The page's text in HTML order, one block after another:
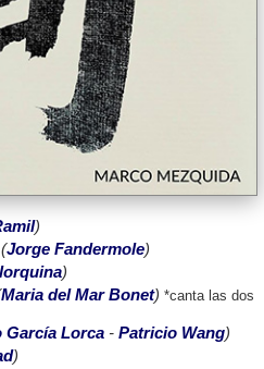
)
(Jorge Fandermole)
)
Maria del Mar Bonet) *canta las dos
García Lorca - Patricio Wang)
)